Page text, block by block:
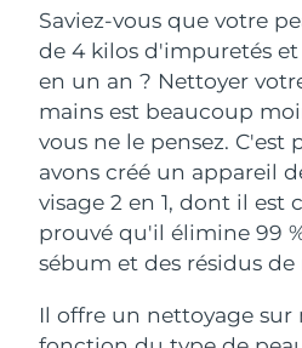
Saviez-vous que votre
de 4 kilos d'impuretés
en un an ? Nettoyer
mains est beaucoup
vous ne le pensez. C'est
avons créé un appareil
visage 2 en 1, dont il est
prouvé qu'il élimine 99
sébum et des résidus
Il offre un nettoyage sur
Anti-aging
LUNA™ 4
Massage, LED
LUNA™ 4
For men, anti-
Microcurrent
BEAR™ 2 go
Microcurrent
BEAR™ 2
Microcurrent line
Hydratation
UFO™ 3
Deep facial
UFO™ 3 LED
Near-infrared
device
issa™ 4
Hybrid silicone
issa™ 4 plus
FAQ™ TRAITEMENT
Anti-âge
Bermudes
Bosnie-Herzégovine
Bulgarie
Canada